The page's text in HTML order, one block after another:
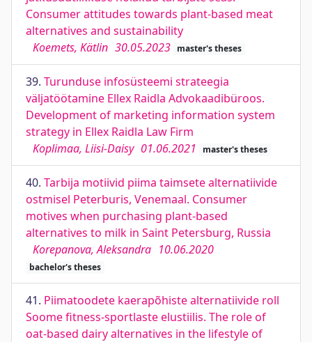
Consumer attitudes towards plant-based meat
alternatives and sustainability
Koemets, Kätlin 30.05.2023 master's theses
39. Turunduse infosüsteemi strateegia
väljatöötamine Ellex Raidla Advokaadibüroos.
Development of marketing information system
strategy in Ellex Raidla Law Firm
Koplimaa, Liisi-Daisy 01.06.2021 master's theses
40. Tarbija motiivid piima taimsete alternatiivide
ostmisel Peterburis, Venemaal. Consumer
motives when purchasing plant-based
alternatives to milk in Saint Petersburg, Russia
Korepanova, Aleksandra 10.06.2020
bachelor's theses
41. Piimatoodete kaerapõhiste alternatiivide roll
Soome fitness-sportlaste elustiilis. The role of
oat-based dairy alternatives in the lifestyle of